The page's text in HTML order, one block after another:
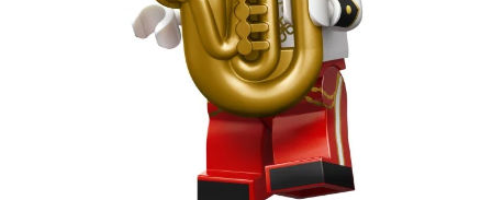
который делает этот комплект еще более
ценным и милым.
Магический акцент на полке:Она идеально
впишется в любые фэнтези-наборы, замки,
хэллоуинские сюжеты или станет главным
украшением вашего рабочего стола, напоминая о
том, что в жизни всегда есть место чуду.